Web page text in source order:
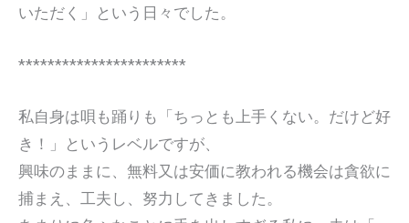
いただく」という日々でした。
***********************
私自身は唄も踊りも「ちっとも上手くない。だけど好
き！」というレベルですが、
興味のままに、無料又は安価に教われる機会は貪欲に
捕まえ、工夫し、努力してきました。